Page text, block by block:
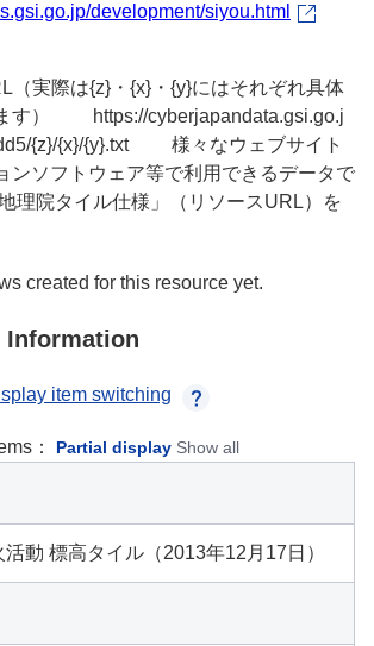
development/siyou.html
（実際は{z}・{x}・{y}にはそれぞれ具体
す） https://cyberjapandata.gsi.go.j
{z}/{x}/{y}.txt 様々なウェブサイト
ンソフトウェア等で利用できるデータで
理院タイル仕様」（リソースURL）を
created for this resource yet.
item switching
： Partial display Show all
動 標高タイル（2013年12月17日）